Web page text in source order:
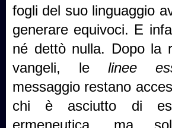
fogli del suo linguaggio
generare equivoci. E
né dettò nulla. Dopo la
vangeli, le linee
messaggio restano
chi è asciutto di
ermeneutica, ma